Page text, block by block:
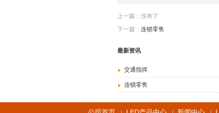
上一篇：没有了
下一篇： 连锁零售
最新资讯
交通指挥
连锁零售